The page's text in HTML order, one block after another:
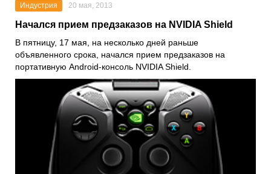
Индустрия 20 мая, 2013
Начался прием предзаказов на NVIDIA Shield
В пятницу, 17 мая, на несколько дней раньше
объявленного срока, начался прием предзаказов на
портативную Android-консоль NVIDIA Shield.